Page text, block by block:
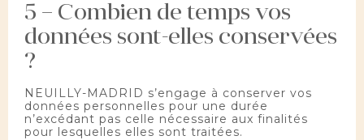
5 – Combien de temps vos
données sont-elles conservées
?
NEUILLY-MADRID s’engage à conserver vos
données personnelles pour une durée
n’excédant pas celle nécessaire aux finalités
pour lesquelles elles sont traitées.